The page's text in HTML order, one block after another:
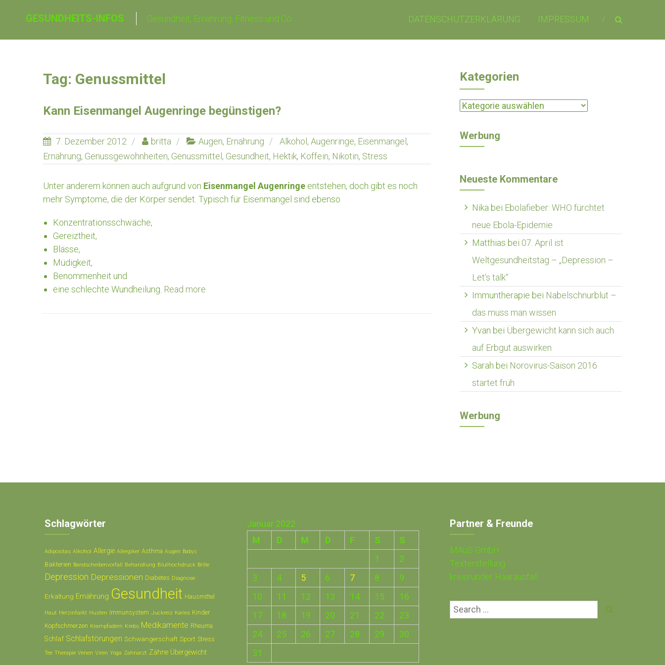
GESUNDHEITS-INFOS Gesundheit, Ernährung, Fitness und Co. DATENSCHUTZERKLÄRUNG IMPRESSUM
Tag: Genussmittel
Kann Eisenmangel Augenringe begünstigen?
7. Dezember 2012 britta Augen, Ernährung Alkohol , Augenringe, Eisenmangel ,
Ernährung, Genussgewohnheiten, Genussmittel , Gesundheit, Hektik, Koffein, Nikotin, Stress
Unter anderem können auch aufgrund von Eisenmangel Augenringe entstehen, doch gibt es noch
mehr Symptome, die der Körper sendet. Typisch für Eisenmangel sind ebenso
Konzentrationsschwäche,
Gereiztheit,
Blässe,
Müdigkeit,
Benommenheit und
eine schlechte Wundheilung. Read more
Kategorien
Kategorien
Werbung
Neueste Kommentare
Nika bei Ebolafieber: WHO fürchtet
neue Ebola-Epidemie
Matthias bei 07. April ist
Weltgesundheitstag – „Depression –
Let’s talk“
Immuntherapie bei Nabelschnurblut –
das muss man wissen
Yvan bei Übergewicht kann sich auch
auf Erbgut auswirken
Sarah bei Norovirus-Saison 2016
startet früh
Werbung
Schlagwörter
Adipositas Alkohol Allergie Allergiker Asthma Augen Babys
Bakterien Bandscheibenvorfall Behandlung Bluthochdruck Brille
Depression Depressionen Diabetes Diagnose
Erkältung Ernährung Gesundheit Hausmittel
Haut Herzinfarkt Husten Immunsystem Juckreiz Karies Kinder
Kopfschmerzen Krampfadern Krebs Medikamente Rheuma
Schlaf Schlafstörungen Schwangerschaft Sport Stress
Tee Therapie Venen Viren Yoga Zahnarzt Zähne Übergewicht
Januar 2022
M
D M D F S
S
1
2
3
4 5 6 7 8
9
10
11 12 13 14 15
16
17
18 19 20 21 22
23
24
25 26 27 28 29
30
31
Partner & Freunde
MAuS GmbH
Texterstellung
kreisrunder Haarausfall